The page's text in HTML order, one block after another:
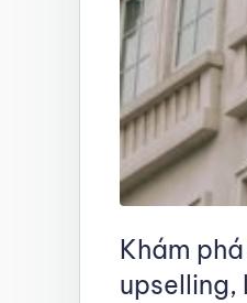
Khám
upselling,